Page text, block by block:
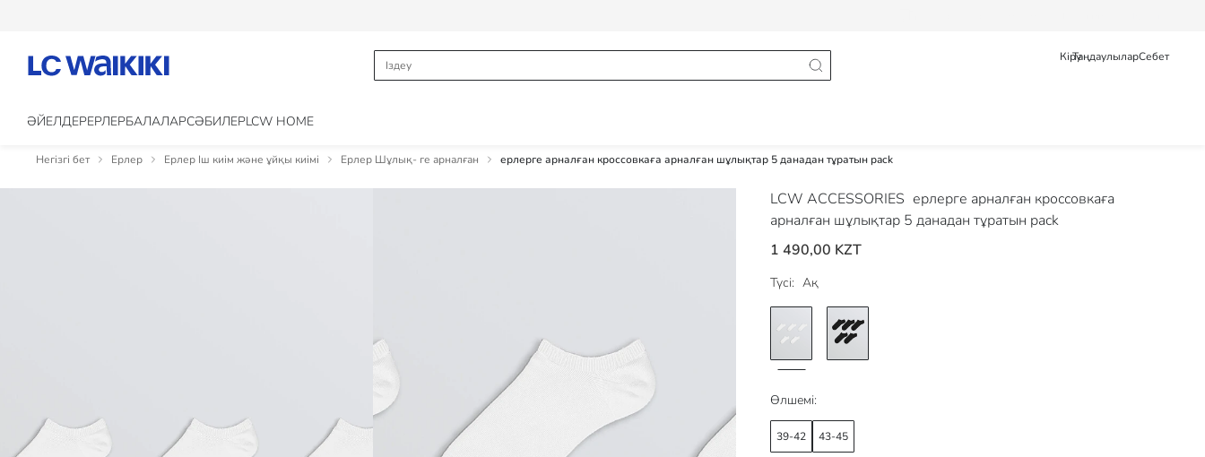
КіруТаңдаулыларСебет
ӘЙЕЛДЕРЕРЛЕРБАЛАЛАРCӘБИЛЕРLCW HOME
Негізгі бет Ерлер Ерлер Іш киім және ұйқы киімі Ерлер Шұлық- ге арналған ерлерге арналған кроссовкаға арналған шұлықтар 5 данадан тұратын pack
LCW ACCESSORIES ерлерге арналған кроссовкаға
арналған шұлықтар 5 данадан тұратын pack
1 490,00 KZT
Түсі: Ақ
Өлшемі:
39-42 43-45